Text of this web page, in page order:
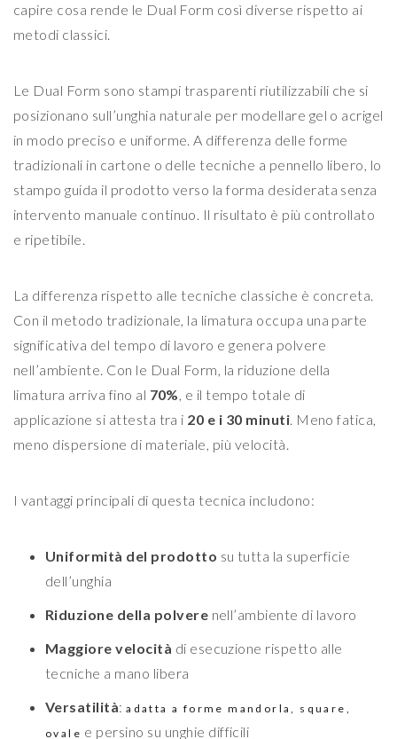
capire cosa rende le Dual Form così diverse rispetto ai
metodi classici.
Le Dual Form sono stampi trasparenti riutilizzabili che si
posizionano sull’unghia naturale per modellare gel o acrigel
in modo preciso e uniforme. A differenza delle forme
tradizionali in cartone o delle tecniche a pennello libero, lo
stampo guida il prodotto verso la forma desiderata senza
intervento manuale continuo. Il risultato è più controllato
e ripetibile.
La differenza rispetto alle tecniche classiche è concreta.
Con il metodo tradizionale, la limatura occupa una parte
significativa del tempo di lavoro e genera polvere
nell’ambiente. Con le Dual Form, la riduzione della
limatura arriva fino al 70%, e il tempo totale di
applicazione si attesta tra i 20 e i 30 minuti. Meno fatica,
meno dispersione di materiale, più velocità.
I vantaggi principali di questa tecnica includono:
Uniformità del prodotto su tutta la superficie
dell’unghia
Riduzione della polvere nell’ambiente di lavoro
Maggiore velocità di esecuzione rispetto alle
tecniche a mano libera
Versatilità:adatta a forme mandorla, square,
ovale e persino su unghie difficili